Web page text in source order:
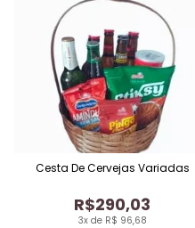
3x de R$ 96,68
R$290,03
Cesta De Cervejas Variadas